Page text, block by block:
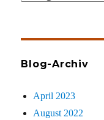
Blog-Archiv
April 2023
August 2022